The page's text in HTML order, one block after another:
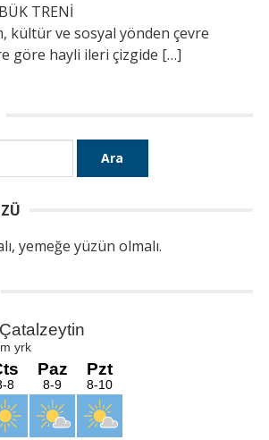
TRENİ
kültür ve sosyal yönden çevre
göre hayli ileri çizgide […]
yemeğe yüzün olmalı.